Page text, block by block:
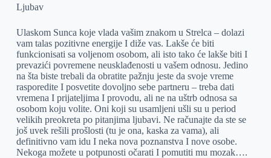
Ljubav
Ulaskom Sunca koje vlada vašim znakom u Strelca – dolazi
vam talas pozitivne energije I diže vas. Lakše će biti
funkcionisati sa voljenom osobom, ali isto tako će lakše biti I
prevazići povremene neusklađenosti u vašem odnosu. Jedino
na šta biste trebali da obratite pažnju jeste da svoje vreme
rasporedite I posvetite dovoljno sebe partneru – treba dati
vremena I prijateljima I provodu, ali ne na uštrb odnosa sa
osobom koju volite. Oni koji su usamljeni ušli su u period
velikih preokreta po pitanjima ljubavi. Ne računajte da ste se
još uvek rešili prošlosti (tu je ona, kaska za vama), ali
definitivno vam idu I neka nova poznanstva I nove osobe.
Nekoga možete u potpunosti očarati I pomutiti mu mozak….